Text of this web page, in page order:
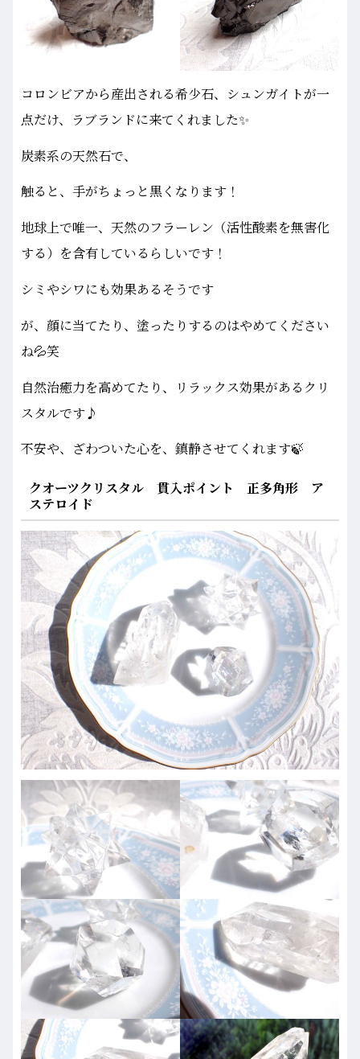
コロンビアから産出される希少石、シュンガイトが一
点だけ、ラブランドに来てくれました✨
炭素系の天然石で、
触ると、手がちょっと黒くなります！
地球上で唯一、天然のフラーレン（活性酸素を無害化
する）を含有しているらしいです！
シミやシワにも効果あるそうです
が、顔に当てたり、塗ったりするのはやめてください
ね💦笑
自然治癒力を高めてたり、リラックス効果があるクリ
スタルです♪
不安や、ざわついた心を、鎮静させてくれます🍃
クオーツクリスタル 貫入ポイント 正多角形 ア
ステロイド